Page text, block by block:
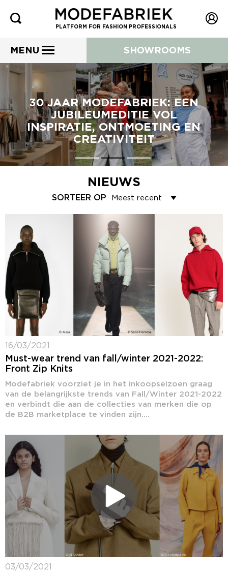
PLATFORM FOR FASHION PROFESSIONALS
MENU SHOWROOMS
30 JAAR MODEFABRIEK: EEN
JUBILEUMEDITIE VOL
INSPIRATIE, ONTMOETING EN
CREATIVITEIT
NIEUWS
SORTEER OP
16/03/2021
Must-wear trend van fall/winter 2021-2022:
Front Zip Knits
Modefabriek voorziet je in het inkoopseizoen graag
van de belangrijkste trends van Fall/Winter 2021-2022
en verbindt die aan de collecties van merken die op
de B2B marketplace te vinden zijn....
03/03/2021